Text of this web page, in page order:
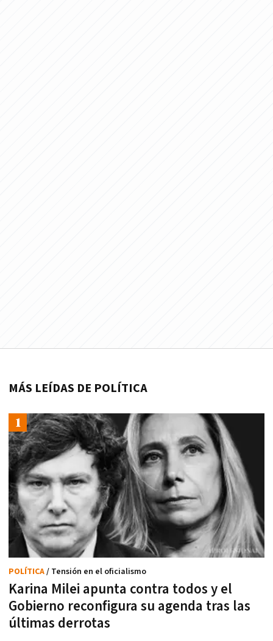
MÁS LEÍDAS DE POLÍTICA
Karina Milei apunta contra todos y el
Gobierno reconfigura su agenda tras las
últimas derrotas
POLÍTICA/ Tensión en el oficialismo